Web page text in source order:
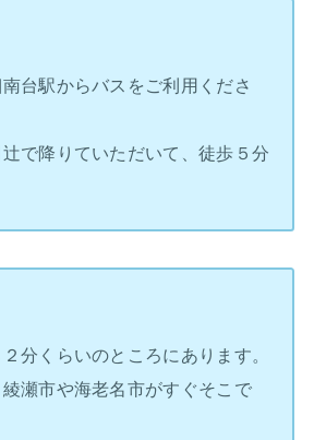
台駅からバスをご利用くださ
で降りていただいて、徒歩５分
分くらいのところにあります。
瀬市や海老名市がすぐそこで